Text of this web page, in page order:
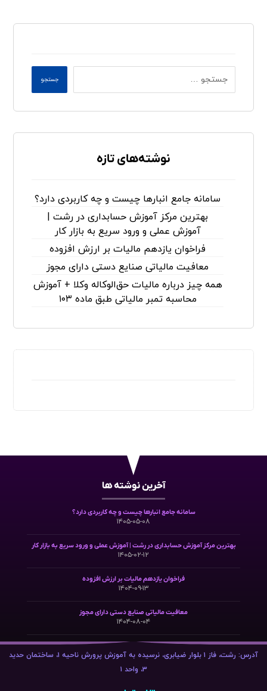
جستجو
نوشته‌های تازه
سامانه جامع انبارها چیست و چه کاربردی دارد؟
بهترین مرکز آموزش حسابداری در رشت |
آموزش عملی و ورود سریع به بازار کار
فراخوان یازدهم مالیات بر ارزش افزوده
معافیت مالیاتی صنایع دستی دارای مجوز
همه چیز درباره مالیات حق‌الوکاله وکلا + آموزش
محاسبه تمبر مالیاتی طبق ماده ۱۰۳
آخرین نوشته ها
سامانه جامع انبارها چیست و چه کاربردی دارد؟
۱۴۰۵-۰۵-۰۸
بهترین مرکز آموزش حسابداری در رشت | آموزش عملی و ورود سریع به بازار کار
۱۴۰۵-۰۲-۱۲
فراخوان یازدهم مالیات بر ارزش افزوده
۱۴۰۴-۰۹-۱۳
معافیت مالیاتی صنایع دستی دارای مجوز
۱۴۰۴-۰۸-۰۴
آدرس: رشت، فاز ۱ بلوار ضیابری، نرسیده به آموزش پرورش ناحیه ۱، ساختمان حدید
۳، واحد ۱